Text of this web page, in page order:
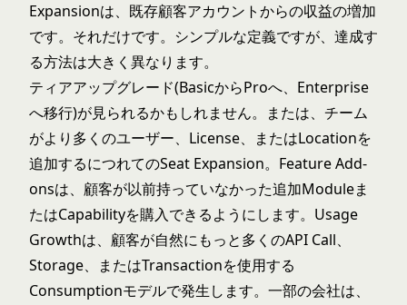
Expansionは、既存顧客アカウントからの収益の増加
です。それだけです。シンプルな定義ですが、達成す
る方法は大きく異なります。
ティアアップグレード(BasicからProへ、Enterprise
へ移行)が見られるかもしれません。または、チーム
がより多くのユーザー、License、またはLocationを
追加するにつれてのSeat Expansion。Feature Add-
onsは、顧客が以前持っていなかった追加Moduleま
たはCapabilityを購入できるようにします。Usage
Growthは、顧客が自然にもっと多くのAPI Call、
Storage、またはTransactionを使用する
Consumptionモデルで発生します。一部の会社は、